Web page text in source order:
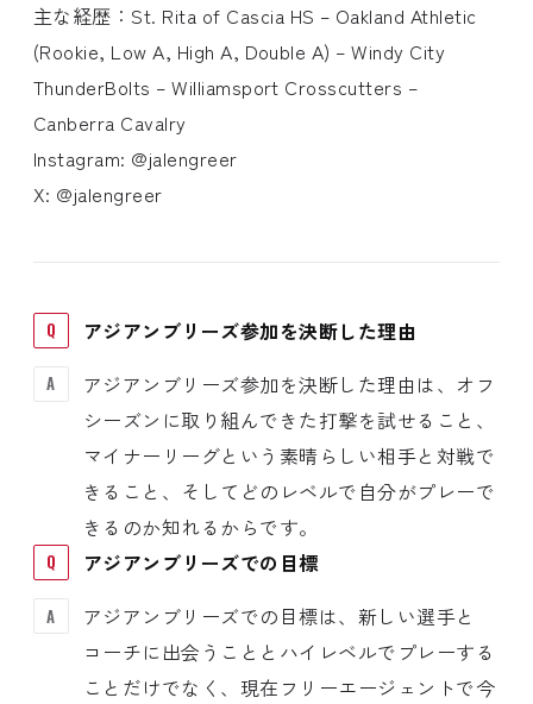
主な経歴：St. Rita of Cascia HS – Oakland Athletic
(Rookie, Low A, High A, Double A) – Windy City
ThunderBolts – Williamsport Crosscutters –
Canberra Cavalry
Instagram: @jalengreer
X: @jalengreer
アジアンブリーズ参加を決断した理由
アジアンブリーズ参加を決断した理由は、オフ
シーズンに取り組んできた打撃を試せること、
マイナーリーグという素晴らしい相手と対戦で
きること、そしてどのレベルで自分がプレーで
きるのか知れるからです。
アジアンブリーズでの目標
アジアンブリーズでの目標は、新しい選手と
コーチに出会うこととハイレベルでプレーする
ことだけでなく、現在フリーエージェントで今